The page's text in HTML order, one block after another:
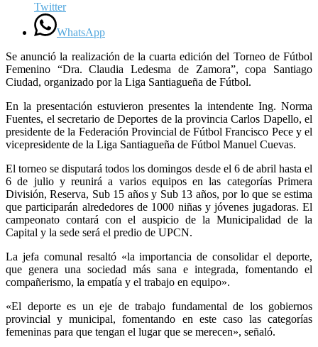
Twitter
WhatsApp
Se anunció la realización de la cuarta edición del Torneo de Fútbol
Femenino “Dra. Claudia Ledesma de Zamora”, copa Santiago
Ciudad, organizado por la Liga Santiagueña de Fútbol.
En la presentación estuvieron presentes la intendente Ing. Norma
Fuentes, el secretario de Deportes de la provincia Carlos Dapello, el
presidente de la Federación Provincial de Fútbol Francisco Pece y el
vicepresidente de la Liga Santiagueña de Fútbol Manuel Cuevas.
El torneo se disputará todos los domingos desde el 6 de abril hasta el
6 de julio y reunirá a varios equipos en las categorías Primera
División, Reserva, Sub 15 años y Sub 13 años, por lo que se estima
que participarán alrededores de 1000 niñas y jóvenes jugadoras. El
campeonato contará con el auspicio de la Municipalidad de la
Capital y la sede será el predio de UPCN.
La jefa comunal resaltó «la importancia de consolidar el deporte,
que genera una sociedad más sana e integrada, fomentando el
compañerismo, la empatía y el trabajo en equipo».
«El deporte es un eje de trabajo fundamental de los gobiernos
provincial y municipal, fomentando en este caso las categorías
femeninas para que tengan el lugar que se merecen», señaló.